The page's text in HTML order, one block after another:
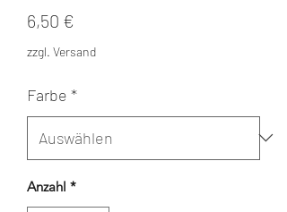
6,50 €
zzgl. Versand
Farbe *
Anzahl *